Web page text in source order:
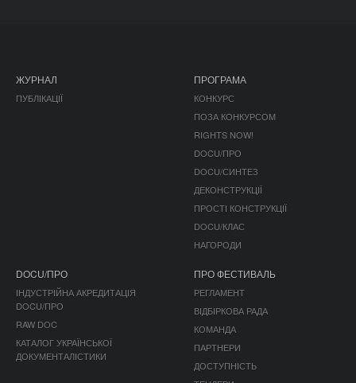
ЖУРНАЛ
ПУБЛІКАЦІЇ
ПРОГРАМА
КОНКУРС
ПОЗА КОНКУРСОМ
RIGHTS NOW!
DOCU/ПРО
DOCU/СИНТЕЗ
ДЕКОНСТРУКЦІЇ
ПРОСТІ КОНСТРУКЦІЇ
DOCU/КЛАС
НАГОРОДИ
DOCU/ПРО
ІНДУСТРІЙНА АКРЕДИТАЦІЯ
DOCU/ПРО
RAW DOC
КАТАЛОГ УКРАЇНСЬКОЇ
ДОКУМЕНТАЛІСТИКИ
ПРО ФЕСТИВАЛЬ
РЕГЛАМЕНТ
ВІДБІРКОВА РАДА
КОМАНДА
ПАРТНЕРИ
ДОСТУПНІСТЬ